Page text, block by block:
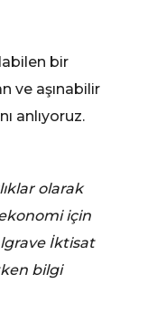
bir
ve aşınabilir
anlıyoruz.
olarak
için
İktisat
bilgi